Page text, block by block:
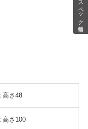
スペック情報
高さ48
高さ100